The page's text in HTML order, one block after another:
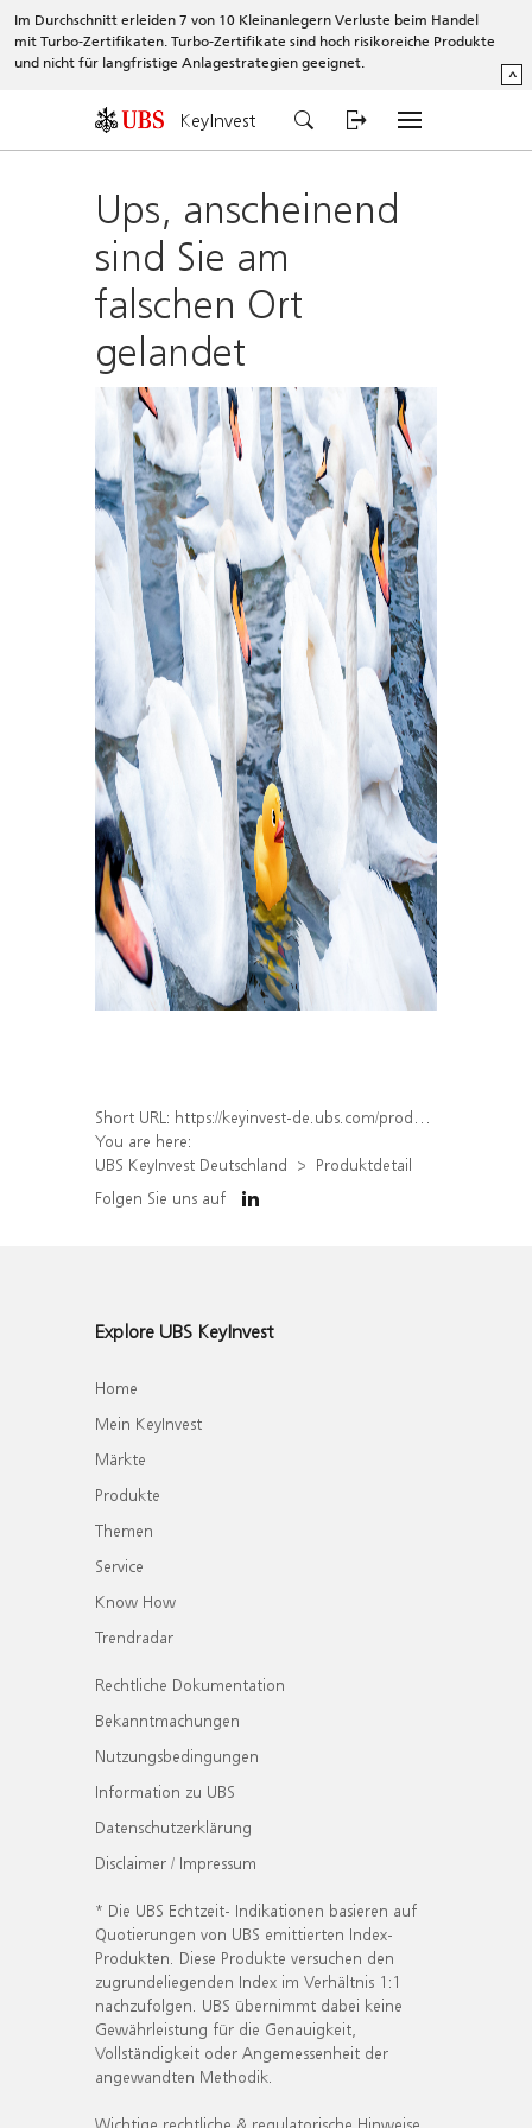
Im Durchschnitt erleiden 7 von 10 Kleinanlegern Verluste beim Handel
mit Turbo-Zertifikaten. Turbo-Zertifikate sind hoch risikoreiche Produkte
und nicht für langfristige Anlagestrategien geeignet.
^
KeyInvest
Ups, anscheinend
sind Sie am
falschen Ort
gelandet
Short URL: https://keyinvest-de.ubs.com/produkt/detail/index/isin/DE000UL0BFG4
You are here:
UBS KeyInvest Deutschland
Produktdetail
Folgen Sie uns auf
Explore UBS KeyInvest
Home
Mein KeyInvest
Märkte
Produkte
Themen
Service
Know How
Trendradar
Rechtliche Dokumentation
Bekanntmachungen
Nutzungsbedingungen
Information zu UBS
Datenschutzerklärung
Disclaimer / Impressum
* Die UBS Echtzeit- Indikationen basieren auf
Quotierungen von UBS emittierten Index-
Produkten. Diese Produkte versuchen den
zugrundeliegenden Index im Verhältnis 1:1
nachzufolgen. UBS übernimmt dabei keine
Gewährleistung für die Genauigkeit,
Vollständigkeit oder Angemessenheit der
angewandten Methodik.